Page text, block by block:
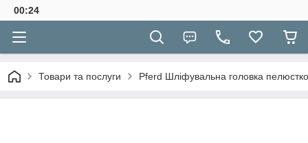
00:24
Товари та послуги Pferd Шліфувальна головка